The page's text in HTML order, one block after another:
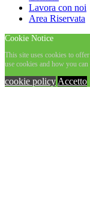
Lavora con noi
Area Riservata
Cookie Notice
This site uses cookies to
use cookies and how you
cookie policy Accetto